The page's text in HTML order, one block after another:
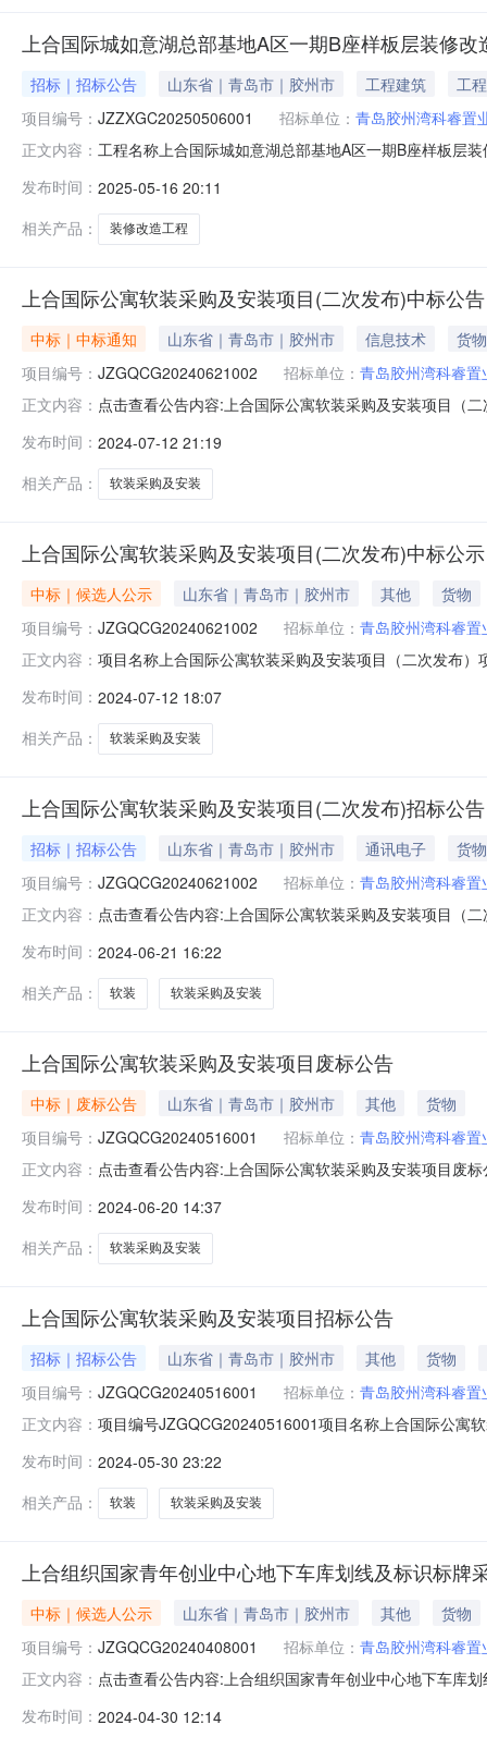
上合国际城如意湖总部基地A区一期B座样板层装修
招标｜招标公告 山东省｜青岛市｜胶州市 工程建筑
工程
项目编号： JZZXGC20250506001 招标单位： 青岛胶州湾科睿置
正文内容： 工程名称上合国际城如意湖总部基地A区一期B座样板层
系人邱晓晨招标单位联系电话0532-58571072代理单位
发布时间： 2025-05-16 20:11
相关产品：
装修改造工程
上合国际公寓软装采购及安装项目(二次发布)中标公告
中标｜中标通知 山东省｜青岛市｜胶州市 信息技术
货物
项目编号： JZGQCG20240621002 招标单位： 青岛胶州湾科睿置
正文内容： 点击查看公告内容:上合国际公寓软装采购及安装项目（
公示有异议的,于2024年7月13日00时00分至2024年7月
发布时间： 2024-07-12 21:19
相关产品：
软装采购及安装
上合国际公寓软装采购及安装项目(二次发布)中标公示
中标｜候选人公示 山东省｜青岛市｜胶州市 其他
货物
项目编号： JZGQCG20240621002 招标单位： 青岛胶州湾科睿置
正文内容： 项目名称上合国际公寓软装采购及安装项目（二次发布
07-1300:00:00至2024-07-1600:00:00主要中标或者成交
发布时间： 2024-07-12 18:07
相关产品：
软装采购及安装
上合国际公寓软装采购及安装项目(二次发布)招标公告
招标｜招标公告 山东省｜青岛市｜胶州市 通讯电子
货物
项目编号： JZGQCG20240621002 招标单位： 青岛胶州湾科睿置
正文内容： 点击查看公告内容:上合国际公寓软装采购及安装项目（
招标人为青岛胶州湾科睿置业有限公司。本项目已具备
招标项目划分为
发布时间： 2024-06-21 16:22
相关产品：
软装 软装采购及安装
上合国际公寓软装采购及安装项目废标公告
中标｜废标公告 山东省｜青岛市｜胶州市 其他
货物
项目编号： JZGQCG20240516001 招标单位： 青岛胶州湾科睿置
正文内容： 点击查看公告内容:上合国际公寓软装采购及安装项目废
系人：贾工电话：0532-85272537电子邮件：/招标代理
件：/
发布时间： 2024-06-20 14:37
相关产品：
软装采购及安装
上合国际公寓软装采购及安装项目招标公告
招标｜招标公告 山东省｜青岛市｜胶州市 其他
货物
项目编号： JZGQCG20240516001 招标单位： 青岛胶州湾科睿置
正文内容： 项目编号JZGQCG20240516001项目名称上合国际公寓
间暨报名截止时间2024-06-2000:00:00开标时间2024-
发布时间： 2024-05-30 23:22
相关产品：
软装 软装采购及安装
上合组织国家青年创业中心地下车库划线及标识标牌
中标｜候选人公示 山东省｜青岛市｜胶州市 其他
货物
项目编号： JZGQCG20240408001 招标单位： 青岛胶州湾科睿置
正文内容： 点击查看公告内容:上合组织国家青年创业中心地下车库
标价格：138.518818万元二、其他：投标单位对中标公
发布时间： 2024-04-30 12:14